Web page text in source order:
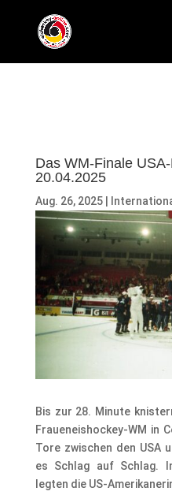
Das WM-Finale
20.04.2025
Aug. 26, 2025|
Bis zur 28. Minute
Fraueneishockey-WM in
Tore zwischen den USA
es Schlag auf Schlag.
legten die US-